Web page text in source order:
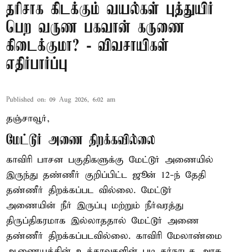
தரிசாக கிடக்கும் வயல்கள் புத்துயிர்
பெற வருண பகவான் கருணை
கிடைக்குமா? - விவசாயிகள்
எதிர்பார்ப்பு
Published on: 09 Aug 2026, 6:02 am
தஞ்சாவூர்,
மேட்டூர் அணை திறக்கவில்லை
காவிரி பாசன பகுதிகளுக்கு மேட்டூர் அணையில்
இருந்து தண்ணீர் குறிப்பிட்ட ஜூன் 12-ந் தேதி
தண்ணீர் திறக்கப்பட வில்லை. மேட்டூர்
அணையின் நீர் இருப்பு மற்றும் நீர்வரத்து
திருப்திகரமாக இல்லாததால் மேட்டூர் அணை
தண்ணீர் திறக்கப்படவில்லை. காவிரி மேலாண்மை